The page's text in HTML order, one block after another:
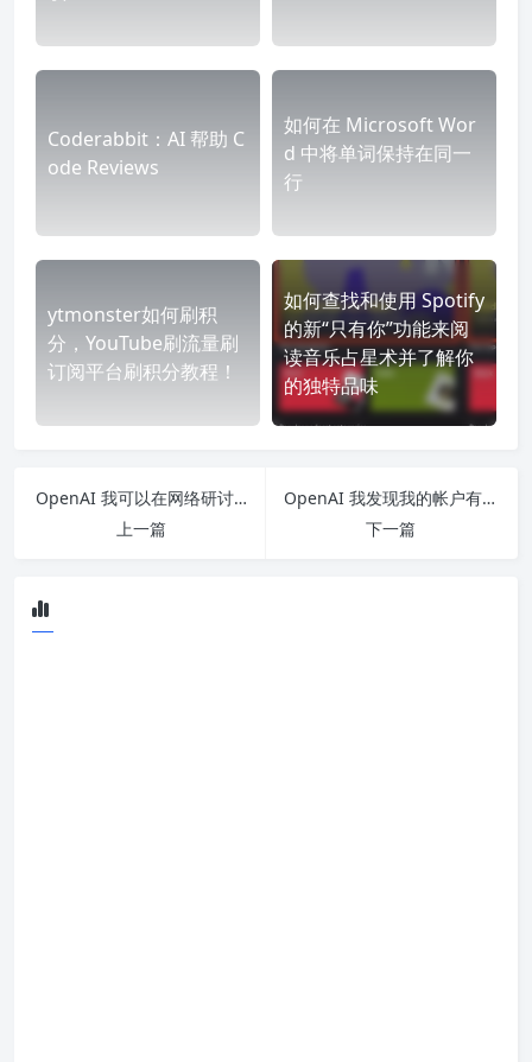
Coderabbit：AI 帮助 C
ode Reviews
如何在 Microsoft Wor
d 中将单词保持在同一
行
ytmonster如何刷积
分，YouTube刷流量刷
订阅平台刷积分教程！
如何查找和使用 Spotify
的新“只有你”功能来阅
读音乐占星术并了解你
的独特品味
OpenAI 我可以在网络研讨会或会议上展示演示吗？
上一篇
OpenAI 我发现我的帐户有可疑活动 – 我该怎么办？
下一篇